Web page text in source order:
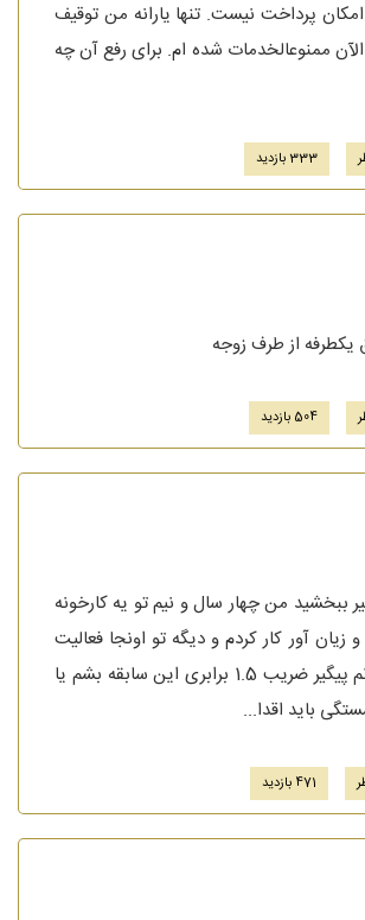
پرداخت نیست. تنها یارانه من توقیف
ممنوعالخدمات شده ام. برای رفع آن چه
333 بازدید
از طرف زوجه
504 بازدید
ببخشید من چهار سال و نیم تو یه کارخونه
آور کار کردم و دیگه تو اونجا فعالیت
ندارم، الان میتونم پیگیر ضریب 1.5 برابری این سابقه بشم یا
باید اقدا...
471 بازدید